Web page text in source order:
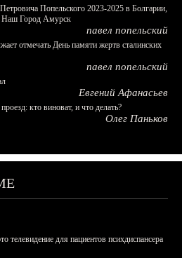
Попельского 2023-2025 в Болгарии,
Наш Город Амурск
павел попельский
отмечать День памяти жертв сталинских
павел попельский
Евгений Афанасьев
кто виноват, и что делать?
Олег Паньков
телевидение для пациентов психдиспансера